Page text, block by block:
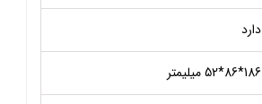
دارد
186*86*52 میلیمتر